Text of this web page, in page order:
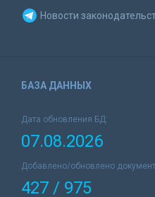
Новости
БАЗА ДАННЫХ
Дата обновления БД:
07.08.2026
Добавлено/обновлено
427 / 975